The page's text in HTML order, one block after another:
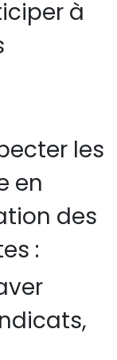
à
les
en
des
: